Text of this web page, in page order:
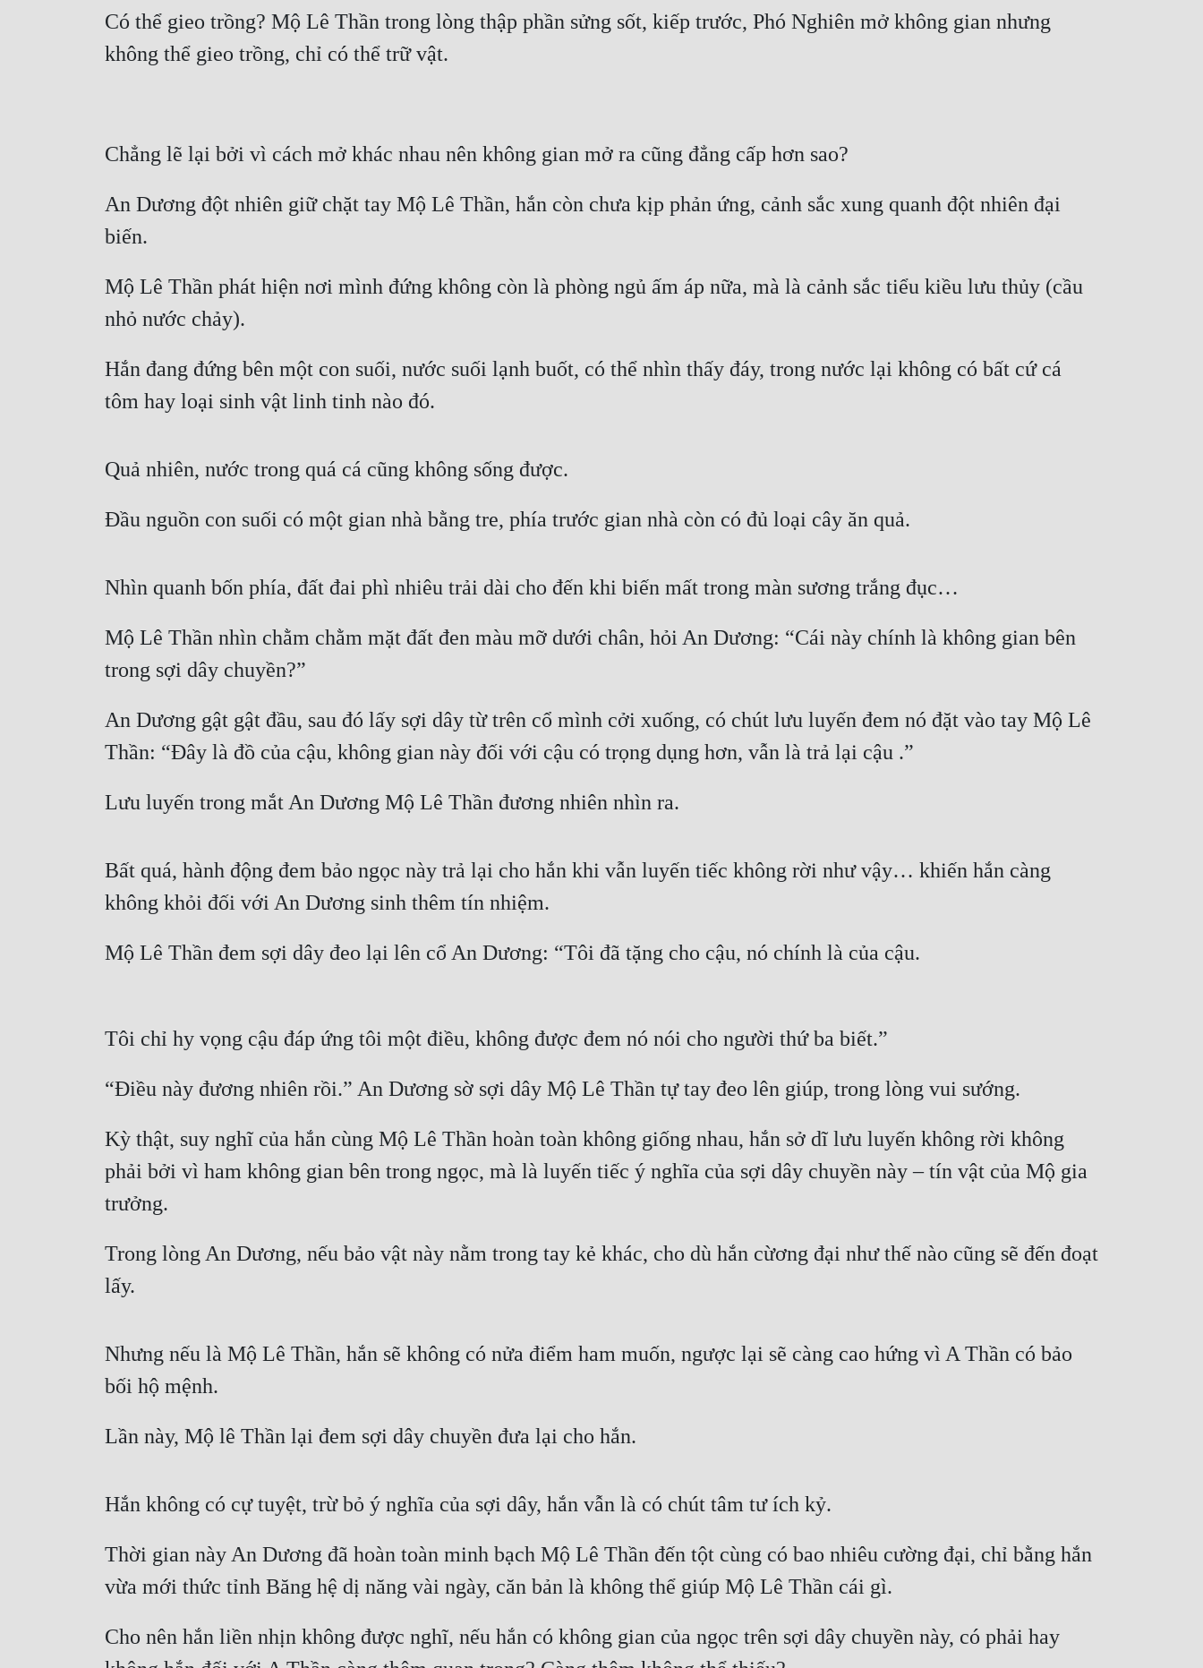
Có thể gieo trồng? Mộ Lê Thần trong lòng thập phần sửng sốt, kiếp trước, Phó Nghiên mở không gian nhưng
không thể gieo trồng, chỉ có thể trữ vật.
Chẳng lẽ lại bởi vì cách mở khác nhau nên không gian mở ra cũng đẳng cấp hơn sao?
An Dương đột nhiên giữ chặt tay Mộ Lê Thần, hắn còn chưa kịp phản ứng, cảnh sắc xung quanh đột nhiên đại
biến.
Mộ Lê Thần phát hiện nơi mình đứng không còn là phòng ngủ ấm áp nữa, mà là cảnh sắc tiểu kiều lưu thủy (cầu
nhỏ nước chảy).
Hắn đang đứng bên một con suối, nước suối lạnh buốt, có thể nhìn thấy đáy, trong nước lại không có bất cứ cá
tôm hay loại sinh vật linh tinh nào đó.
Quả nhiên, nước trong quá cá cũng không sống được.
Đầu nguồn con suối có một gian nhà bằng tre, phía trước gian nhà còn có đủ loại cây ăn quả.
Nhìn quanh bốn phía, đất đai phì nhiêu trải dài cho đến khi biến mất trong màn sương trắng đục…
Mộ Lê Thần nhìn chằm chằm mặt đất đen màu mỡ dưới chân, hỏi An Dương: “Cái này chính là không gian bên
trong sợi dây chuyền?”
An Dương gật gật đầu, sau đó lấy sợi dây từ trên cổ mình cởi xuống, có chút lưu luyến đem nó đặt vào tay Mộ Lê
Thần: “Đây là đồ của cậu, không gian này đối với cậu có trọng dụng hơn, vẫn là trả lại cậu .”
Lưu luyến trong mắt An Dương Mộ Lê Thần đương nhiên nhìn ra.
Bất quá, hành động đem bảo ngọc này trả lại cho hắn khi vẫn luyến tiếc không rời như vậy… khiến hắn càng
không khỏi đối với An Dương sinh thêm tín nhiệm.
Mộ Lê Thần đem sợi dây đeo lại lên cổ An Dương: “Tôi đã tặng cho cậu, nó chính là của cậu.
Tôi chỉ hy vọng cậu đáp ứng tôi một điều, không được đem nó nói cho người thứ ba biết.”
“Điều này đương nhiên rồi.” An Dương sờ sợi dây Mộ Lê Thần tự tay đeo lên giúp, trong lòng vui sướng.
Kỳ thật, suy nghĩ của hắn cùng Mộ Lê Thần hoàn toàn không giống nhau, hắn sở dĩ lưu luyến không rời không
phải bởi vì ham không gian bên trong ngọc, mà là luyến tiếc ý nghĩa của sợi dây chuyền này – tín vật của Mộ gia
trưởng.
Trong lòng An Dương, nếu bảo vật này nằm trong tay kẻ khác, cho dù hắn cừơng đại như thế nào cũng sẽ đến đoạt
lấy.
Nhưng nếu là Mộ Lê Thần, hắn sẽ không có nửa điểm ham muốn, ngược lại sẽ càng cao hứng vì A Thần có bảo
bối hộ mệnh.
Lần này, Mộ lê Thần lại đem sợi dây chuyền đưa lại cho hắn.
Hắn không có cự tuyệt, trừ bỏ ý nghĩa của sợi dây, hắn vẫn là có chút tâm tư ích kỷ.
Thời gian này An Dương đã hoàn toàn minh bạch Mộ Lê Thần đến tột cùng có bao nhiêu cường đại, chỉ bằng hắn
vừa mới thức tỉnh Băng hệ dị năng vài ngày, căn bản là không thể giúp Mộ Lê Thần cái gì.
Cho nên hắn liền nhịn không được nghĩ, nếu hắn có không gian của ngọc trên sợi dây chuyền này, có phải hay